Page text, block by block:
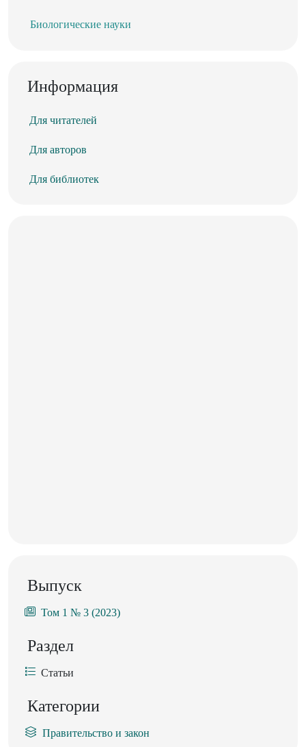
Биологические науки
Информация
Для читателей
Для авторов
Для библиотек
Выпуск
Том 1 № 3 (2023)
Раздел
Статьи
Категории
Правительство и закон